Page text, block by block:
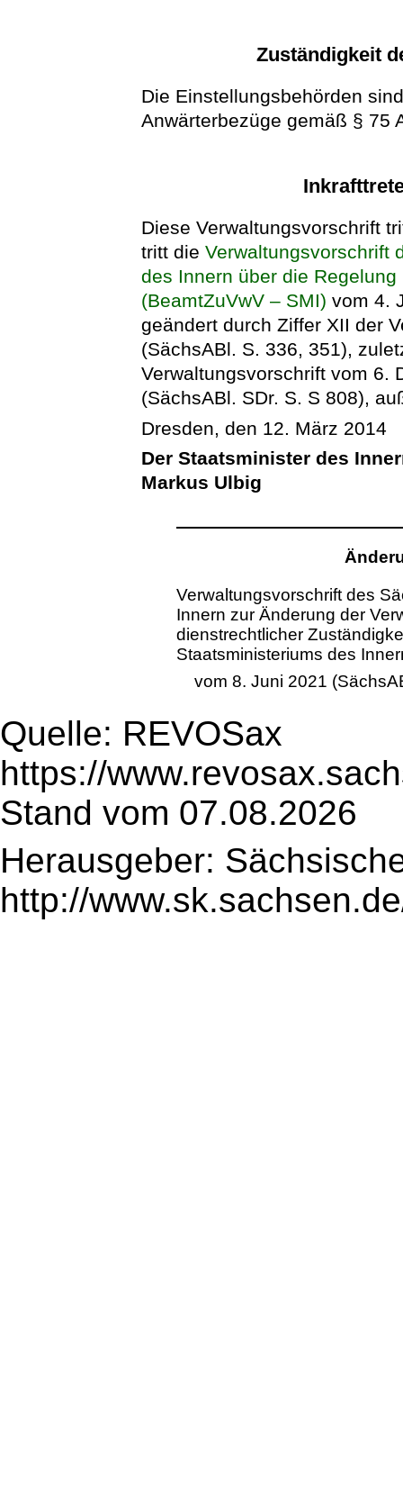
Zuständigkeit
Die Einstellungsbehörden
Anwärterbezüge gemäß § 75
Diese Verwaltungsvorschrift
tritt dieVerwaltungsvorschrift
des Innern über die
(BeamtZuVwV – SMI) vom 4.
geändert durch Ziffer XII der
(SächsABl. S. 336, 351),
Verwaltungsvorschrift vom 6.
(SächsABl. SDr. S. S 808),
Dresden, den 12. März 2014
Der Staatsminister des
Markus Ulbig
Verwaltungsvorschrift des
Innern zur Änderung der
dienstrechtlicher
Staatsministeriums des
vom 8. Juni 2021
Quelle: REVOSax
https://
Stand vom 07.08.2026
Herausgeber:
http://